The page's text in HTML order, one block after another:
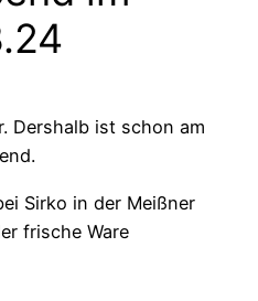
Dershalb ist schon am
Sirko in der Meißner
frische Ware